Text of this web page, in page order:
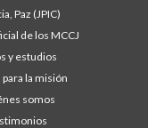
Paz (JPIC)
de los MCCJ
y estudios
para la misión
somos